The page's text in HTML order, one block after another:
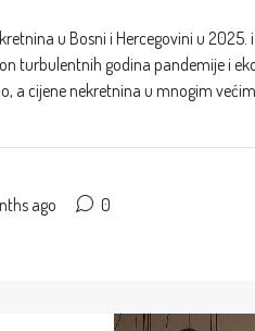
u Bosni i Hercegovini u
turbulentnih godina pandemije i
a cijene nekretnina u mnogim
ago 0